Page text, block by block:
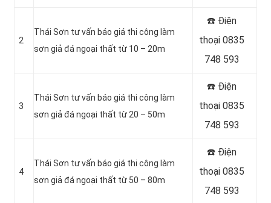
2
Thái Sơn tư vấn báo giá thi công làm
sơn giả đá ngoại thất từ 10 – 20m
☎️ Điện
thoại 0835
748 593
3
Thái Sơn tư vấn báo giá thi công làm
sơn giả đá ngoại thất từ 20 – 50m
☎️ Điện
thoại 0835
748 593
4
Thái Sơn tư vấn báo giá thi công làm
sơn giả đá ngoại thất từ 50 – 80m
☎️ Điện
thoại 0835
748 593